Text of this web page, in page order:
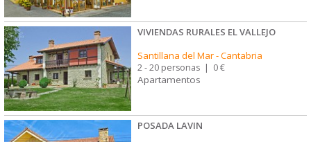
VIVIENDAS RURALES EL VALLEJO
Santillana del Mar-Cantabria
2 - 20 personas | 0 €
Apartamentos
POSADA LAVIN